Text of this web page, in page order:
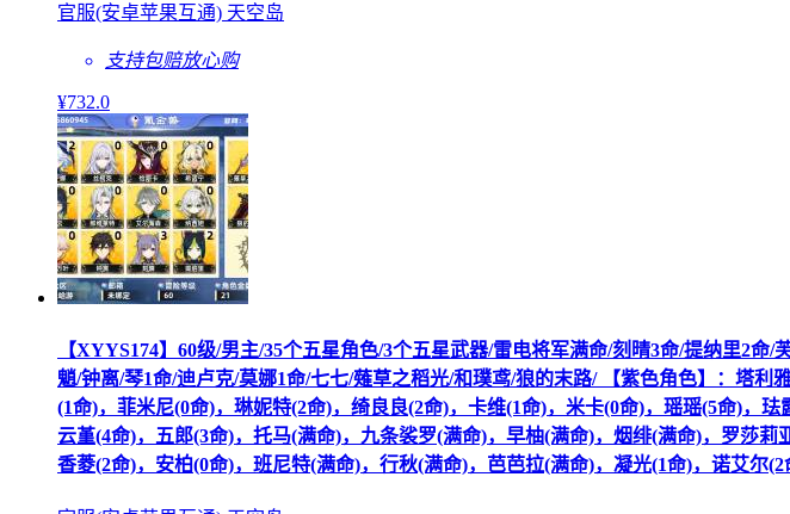
官服(安卓苹果互通) 天空岛
支持包赔放心购
¥732.0
【XYYS174】60级/男主/35个五星角色/3个五星武器/雷电将军满命/刻晴3命/提纳里2
魈/钟离/琴1命/迪卢克/莫娜1命/七七/薙草之稻光/和璞鸢/狼的末路/ 【紫色角色】：塔
(1命)，菲米尼(0命)，琳妮特(2命)，绮良良(2命)，卡维(1命)，米卡(0命)，瑶瑶(5命)，
云堇(4命)，五郎(3命)，托马(满命)，九条裟罗(满命)，早柚(满命)，烟绯(满命)，罗莎
香菱(2命)，安柏(0命)，班尼特(满命)，行秋(满命)，芭芭拉(满命)，凝光(1命)，诺艾尔